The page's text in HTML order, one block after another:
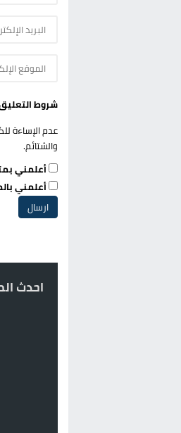
شروط
عدم الإساءة
والشتائم.
أعلمني
أعلمني
احدث